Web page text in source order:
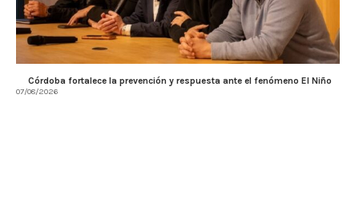
Córdoba fortalece la prevención y respuesta ante el fenómeno El Niño
07/08/2026